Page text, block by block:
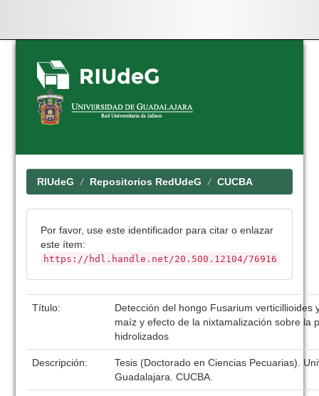
Skip
navigation
RIUdeG Repositorios RedUdeG CUCBA
Por favor, use este identificador para citar o enlazar
este ítem:
https://hdl.handle.net/20.500.12104/76916
Título:
Detección del hongo Fusarium verticillioides
maíz y efecto de la nixtamalización sobre la
hidrolizados
Descripción:
Tesis (Doctorado en Ciencias Pecuarias).
Guadalajara. CUCBA.